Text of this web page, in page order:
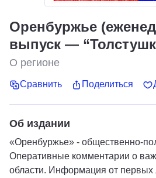
Оренбуржье
выпуск —
О регионе
Сравнить Поделиться
Об издании
«Оренбуржье» - общественно-
Оперативные комментарии о
области. Информация от первых